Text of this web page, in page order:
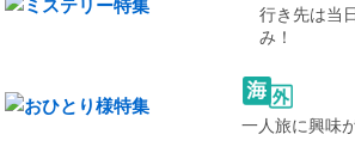
行き先は当
み！
一人旅に興味